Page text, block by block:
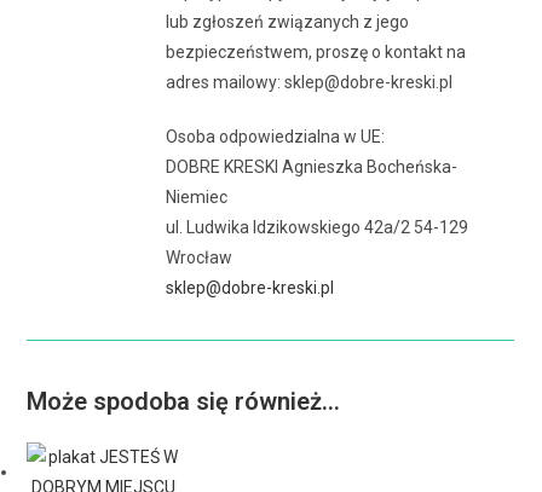
lub zgłoszeń związanych z jego
bezpieczeństwem, proszę o kontakt na
adres mailowy: sklep@dobre-kreski.pl
Osoba odpowiedzialna w UE:
DOBRE KRESKI Agnieszka Bocheńska-
Niemiec
ul. Ludwika Idzikowskiego 42a/2 54-129
Wrocław
sklep@dobre-kreski.pl
Może spodoba się również…